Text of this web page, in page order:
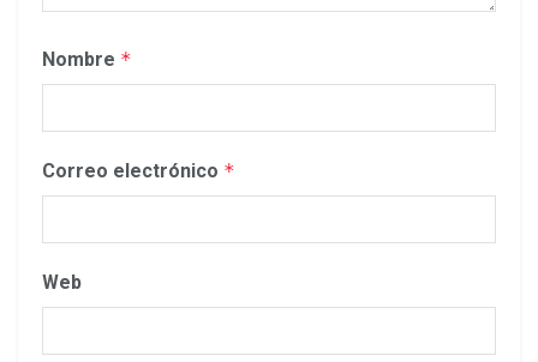
Nombre *
Correo electrónico *
Web